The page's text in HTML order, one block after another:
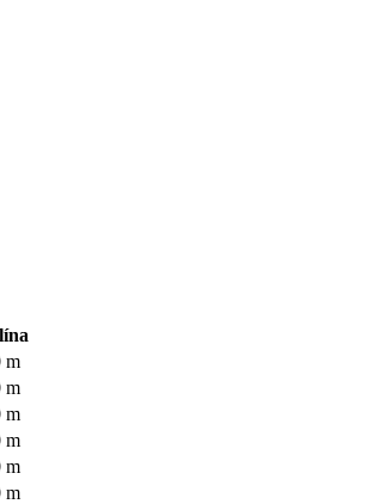
m
m
m
m
m
m